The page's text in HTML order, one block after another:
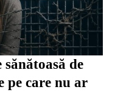
de
pe care nu ar